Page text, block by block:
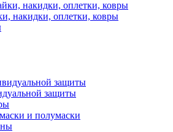
накидки, оплетки, ковры
защиты
и полумаски